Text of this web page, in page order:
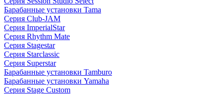
Барабанные установки Tama
Серия Club-JAM
Серия ImperialStar
Серия Rhythm Mate
Серия Stagestar
Серия Starclassic
Серия Superstar
Барабанные установки Tamburo
Барабанные установки Yamaha
Серия Stage Custom